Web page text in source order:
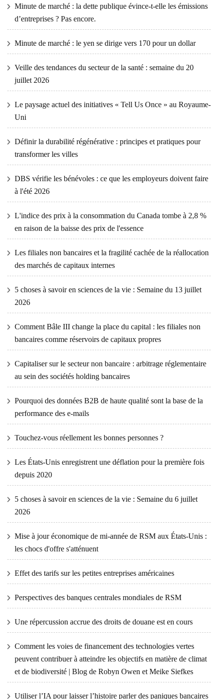
Minute de marché : la dette publique évince-t-elle les émissions
d’entreprises ? Pas encore.
Minute de marché : le yen se dirige vers 170 pour un dollar
Veille des tendances du secteur de la santé : semaine du 20
juillet 2026
Le paysage actuel des initiatives « Tell Us Once » au Royaume-
Uni
Définir la durabilité régénérative : principes et pratiques pour
transformer les villes
DBS vérifie les bénévoles : ce que les employeurs doivent faire
à l'été 2026
L'indice des prix à la consommation du Canada tombe à 2,8 %
en raison de la baisse des prix de l'essence
Les filiales non bancaires et la fragilité cachée de la réallocation
des marchés de capitaux internes
5 choses à savoir en sciences de la vie : Semaine du 13 juillet
2026
Comment Bâle III change la place du capital : les filiales non
bancaires comme réservoirs de capitaux propres
Capitaliser sur le secteur non bancaire : arbitrage réglementaire
au sein des sociétés holding bancaires
Pourquoi des données B2B de haute qualité sont la base de la
performance des e-mails
Touchez-vous réellement les bonnes personnes ?
Les États-Unis enregistrent une déflation pour la première fois
depuis 2020
5 choses à savoir en sciences de la vie : Semaine du 6 juillet
2026
Mise à jour économique de mi-année de RSM aux États-Unis :
les chocs d'offre s'atténuent
Effet des tarifs sur les petites entreprises américaines
Perspectives des banques centrales mondiales de RSM
Une répercussion accrue des droits de douane est en cours
Comment les voies de financement des technologies vertes
peuvent contribuer à atteindre les objectifs en matière de climat
et de biodiversité | Blog de Robyn Owen et Meike Siefkes
Utiliser l’IA pour laisser l’histoire parler des paniques bancaires